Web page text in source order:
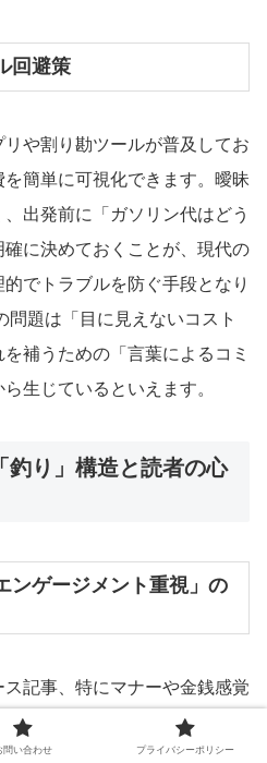
回避策
や割り勘ツールが普及してお
簡単に可視化できます。曖昧
出発前に「ガソリン代はどう
に決めておくことが、現代の
でトラブルを防ぐ手段となり
問題は「目に見えないコスト
補うための「言葉によるコミ
生じているといえます。
釣り」構造と読者の心
ンゲージメント重視」の
記事、特にマナーや金銭感覚
感情を強く揺さぶり、コメン
ージメント重視」の設計がな
問い合わせ プライバシーポリシー